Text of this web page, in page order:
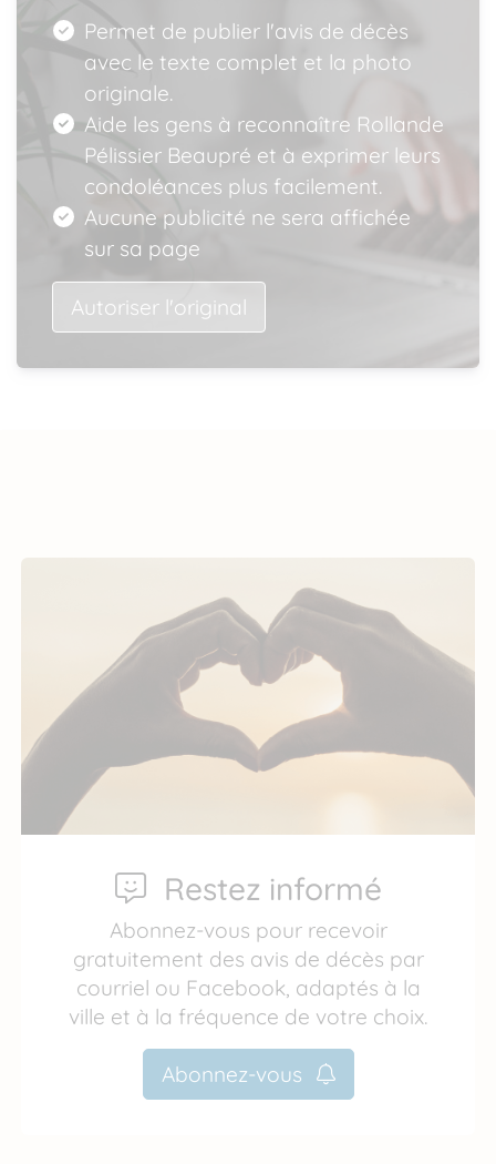
Permet de publier l'avis de décès
avec le texte complet et la photo
originale.
Aide les gens à reconnaître Rollande
Pélissier Beaupré et à exprimer leurs
condoléances plus facilement.
Aucune publicité ne sera affichée
sur sa page
Autoriser l'original
Restez informé
Abonnez-vous pour recevoir
gratuitement des avis de décès par
courriel ou Facebook, adaptés à la
ville et à la fréquence de votre choix.
Abonnez-vous